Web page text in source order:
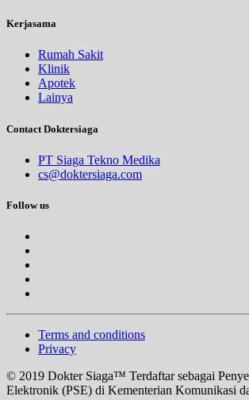
Kerjasama
Rumah Sakit
Klinik
Apotek
Lainya
Contact Doktersiaga
PT Siaga Tekno Medika
cs@doktersiaga.com
Follow us
Terms and conditions
Privacy
© 2019 Dokter Siaga™ Terdaftar sebagai
Elektronik (PSE) di Kementerian Komunikasi